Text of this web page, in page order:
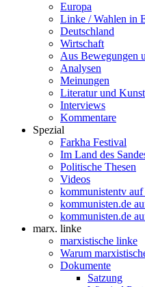
Europa
Linke / Wahlen in
Deutschland
Wirtschaft
Aus Bewegungen
Analysen
Meinungen
Literatur und Kunst
Interviews
Kommentare
Spezial
Farkha Festival
Im Land des
Politische Thesen
Videos
kommunistentv auf
kommunisten.de
kommunisten.de
marx. linke
marxistische linke
Warum
Dokumente
Satzung